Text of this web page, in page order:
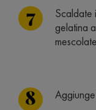
Scaldate
gelatina